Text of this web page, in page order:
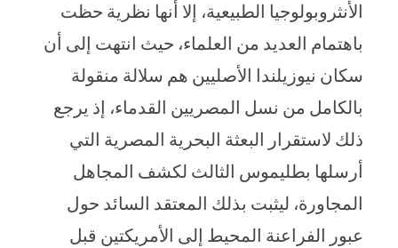
الأنثروبولوجيا الطبيعية، إلا أنها نظرية حظت
باهتمام العديد من العلماء، حيث انتهت إلى أن
سكان نيوزيلندا الأصليين هم سلالة منقولة
بالكامل من نسل المصريين القدماء، إذ يرجع
ذلك لاستقرار البعثة البحرية المصرية التي
أرسلها بطليموس الثالث لكشف المجاهل
المجاورة، ليثبت بذلك المعتقد السائد حول
عبور الفراعنة المحيط إلى الأمريكتين قبل